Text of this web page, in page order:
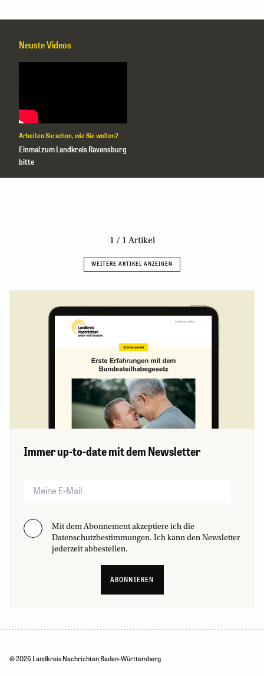
Neuste Videos
Arbeiten Sie schon, wie Sie wollen?
Einmal zum Landkreis Ravensburg
bitte
Immer up-to-date mit dem Newsletter
Mit dem Abonnement akzeptiere ich die
Datenschutzbestimmungen. Ich kann den Newsletter
jederzeit abbestellen.
ABONNIEREN
© 2026 Landkreis Nachrichten Baden-Württemberg